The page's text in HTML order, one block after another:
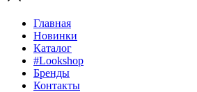
Главная
Новинки
Каталог
#Lookshop
Бренды
Контакты